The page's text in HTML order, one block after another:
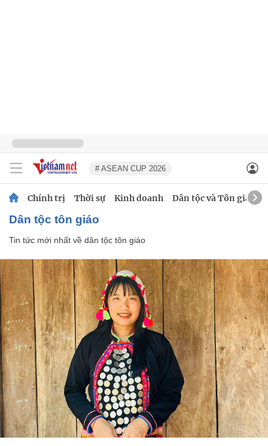
# ASEAN CUP 2026
Chính trị Thời sự Kinh doanh Dân tộc và Tôn giáo
dân tộc tôn giáo
Tin tức mới nhất về dân tộc tôn giáo